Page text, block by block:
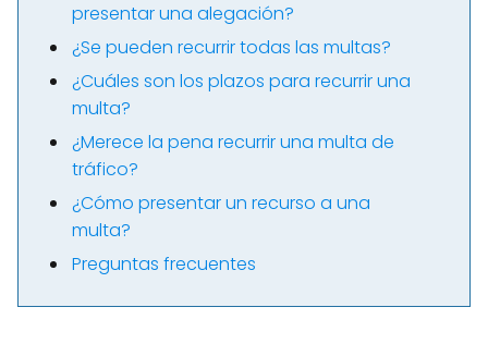
presentar una alegación?
¿Se pueden recurrir todas las multas?
¿Cuáles son los plazos para recurrir una
multa?
¿Merece la pena recurrir una multa de
tráfico?
¿Cómo presentar un recurso a una
multa?
Preguntas frecuentes